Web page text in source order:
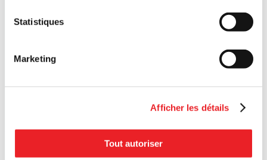
Statistiques
Marketing
Afficher les détails
Tout autoriser